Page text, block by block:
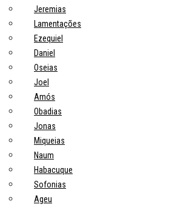
Jeremias
Lamentações
Ezequiel
Daniel
Oseias
Joel
Amós
Obadias
Jonas
Miqueias
Naum
Habacuque
Sofonias
Ageu